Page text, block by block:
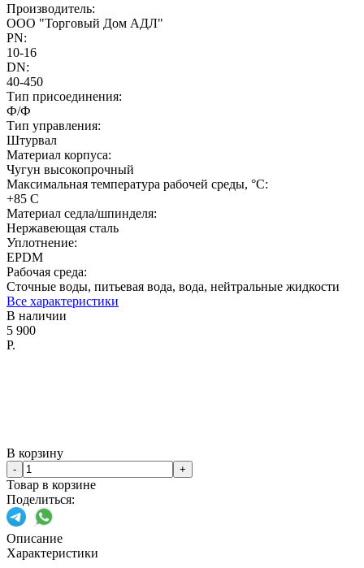
Производитель:
ООО "Торговый Дом АДЛ"
PN:
10-16
DN:
40-450
Тип присоединения:
Ф/Ф
Тип управления:
Штурвал
Материал корпуса:
Чугун высокопрочный
Максимальная температура рабочей среды, °C:
+85 С
Материал седла/шпинделя:
Нержавеющая сталь
Уплотнение:
EPDM
Рабочая среда:
Сточные воды, питьевая вода, вода, нейтральные жидкости
Все характеристики
В наличии
5 900
Р.
В корзину
- +
Товар в корзине
Поделиться:
Описание
Характеристики